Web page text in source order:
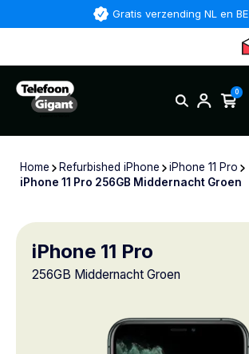
Gratis verzending NL en BE
0
Home Refurbished iPhone
iPhone 11 Pro
iPhone 11 Pro 256GB Middernacht Groen
iPhone 11 Pro
256GB Middernacht Groen